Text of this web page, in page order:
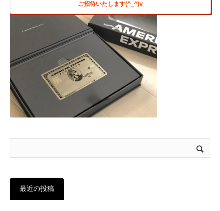
ご招待いたします(^_^)v
最近の投稿